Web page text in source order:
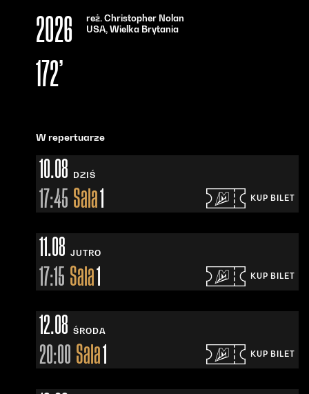
reż. Christopher Nolan
USA, Wielka Brytania
2026
172’
W repertuarze
10.08 DZIŚ
17:45 Sala1 Otwiera się w nowym oknie - Bilety24
KUP BILET
11.08 JUTRO
17:15 Sala1 Otwiera się w nowym oknie - Bilety24
KUP BILET
12.08 ŚRODA
20:00 Sala1 Otwiera się w nowym oknie - Bilety24
KUP BILET